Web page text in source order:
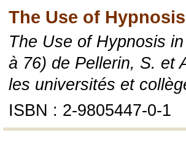
The Use of
The Use of Hypnosis
à 76) de Pellerin, S. et
les universités et
ISBN : 2-9805447-0-1